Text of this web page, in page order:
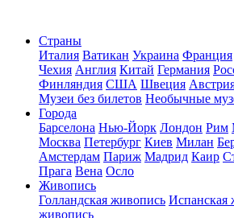
Страны
Италия Ватикан Украина Франция
Чехия Англия Китай Германия
Финляндия США Швеция
Музеи без билетов Необычные
Города
Барселона Нью-Йорк Лондон Рим
Москва Петербург Киев Милан
Амстердам Париж Мадрид Каир
Прага Вена Осло
Живопись
Голландская живопись Испанская
живопись